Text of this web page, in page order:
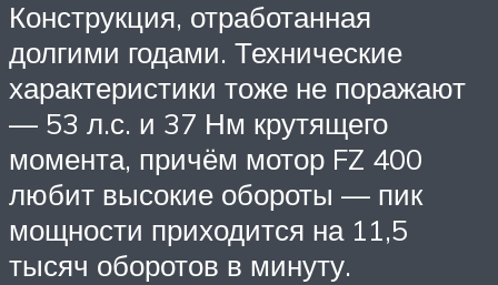
Конструкция, отработанная
долгими годами. Технические
характеристики тоже не поражают
— 53 л.с. и 37 Нм крутящего
момента, причём мотор FZ 400
любит высокие обороты — пик
мощности приходится на 11,5
тысяч оборотов в минуту.